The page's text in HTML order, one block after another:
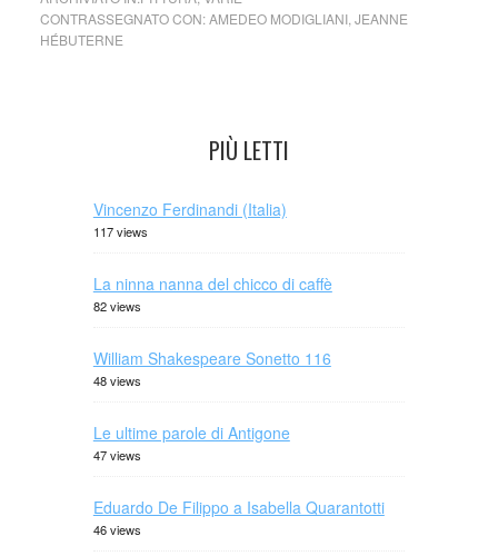
CONTRASSEGNATO CON:AMEDEO MODIGLIANI, JEANNE
HÉBUTERNE
PIÙ LETTI
Vincenzo Ferdinandi (Italia)
117 views
La ninna nanna del chicco di caffè
82 views
William Shakespeare Sonetto 116
48 views
Le ultime parole di Antigone
47 views
Eduardo De Filippo a Isabella Quarantotti
46 views